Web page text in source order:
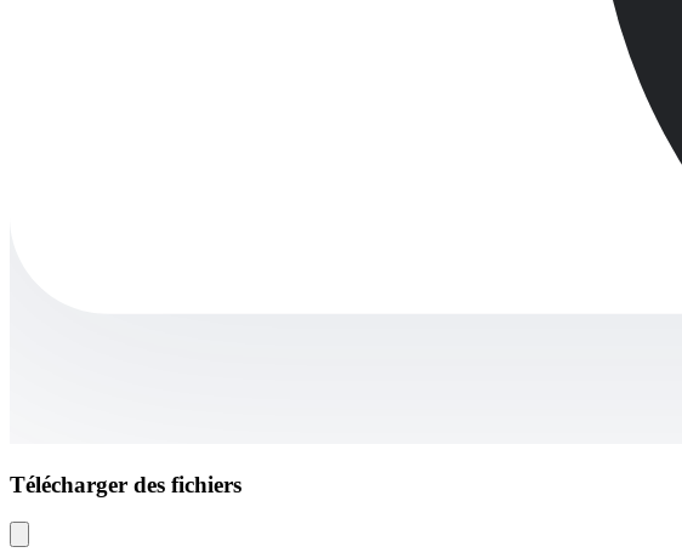
Télécharger des fichiers